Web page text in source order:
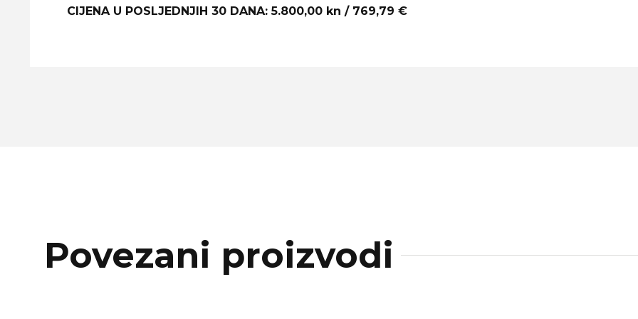
CIJENA U POSLJEDNJIH 30 DANA: 5.800,00 kn / 769,79 €
Povezani proizvodi